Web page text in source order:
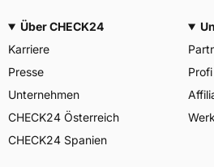
Allgemeine Produktsicherheit (GPSR)
Über CHECK24
Karriere
Presse
Unternehmen
CHECK24 Österreich
CHECK24 Spanien